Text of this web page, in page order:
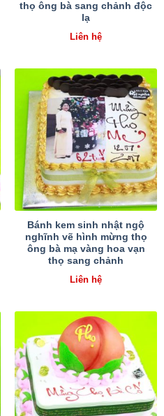
thọ ông bà sang chảnh độc
lạ
Liên hệ
Bánh kem sinh nhật ngộ
nghĩnh vẽ hình mừng thọ
ông bà mạ vàng hoa vạn
thọ sang chảnh
Liên hệ